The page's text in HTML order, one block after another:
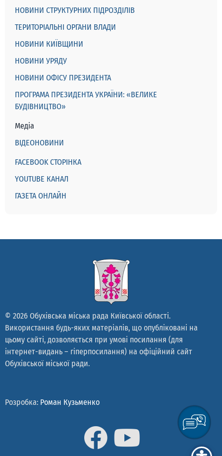
НОВИНИ СТРУКТУРНИХ ПІДРОЗДІЛІВ
ТЕРИТОРІАЛЬНІ ОРГАНИ ВЛАДИ
НОВИНИ КИЇВЩИНИ
НОВИНИ УРЯДУ
НОВИНИ ОФІСУ ПРЕЗИДЕНТА
ПРОГРАМА ПРЕЗИДЕНТА УКРАЇНИ: «ВЕЛИКЕ
БУДІВНИЦТВО»
Медіа
ВІДЕОНОВИНИ
FACEBOOK СТОРІНКА
YOUTUBE КАНАЛ
ГАЗЕТА ОНЛАЙН
© 2026 Обухівська міська рада Київської області.
Використання будь-яких матеріалів, що опубліковані на
цьому сайті, дозволяється при умові посилання (для
інтернет-видань – гіперпосилання) на офіційний сайт
Обухівської міської ради.
Розробка: Роман Кузьменко